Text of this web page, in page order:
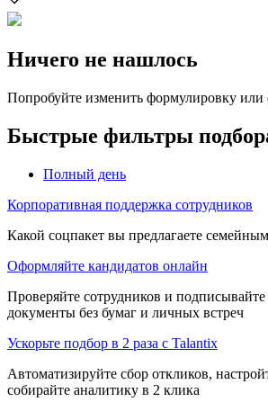
Ничего не нашлось
Попробуйте изменить формулировку или
Быстрые фильтры
Полный день
Корпоративная поддержка сотрудников
Какой соцпакет вы предлагаете
Оформляйте кандидатов онлайн
Проверяйте сотрудников и
документы без бумаг и личных встреч
Ускорьте подбор в 2 раза с Talantix
Автоматизируйте сбор откликов,
собирайте аналитику в 2 клика